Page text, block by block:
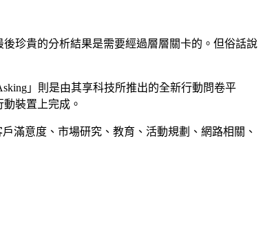
珍貴的分析結果是需要經過層層關卡的。但俗話說
」則是由其享科技所推出的全新行動問卷平
裝置上完成。
滿意度、市場研究、教育、活動規劃、網路相關、